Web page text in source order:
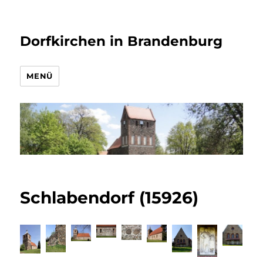
Dorfkirchen in Brandenburg
MENÜ
Schlabendorf (15926)